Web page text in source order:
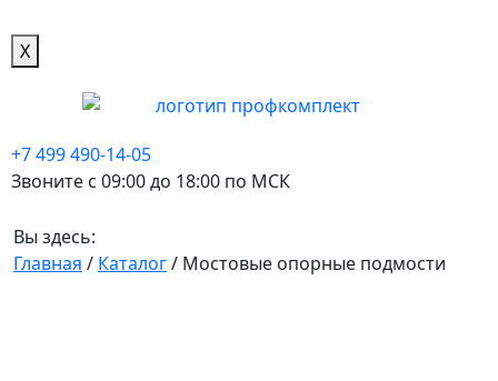
X
+7 499 490-14-05
Звоните с 09:00 до 18:00 по МСК
Вы здесь:
Главная / Каталог/ Мостовые опорные подмости